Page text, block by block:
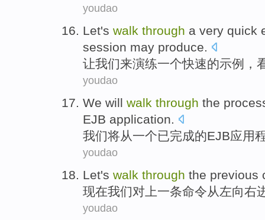
youdao
Let's walk through a very quick
session may produce.
让我们来演练一个快速的示例 ，
youdao
We will walk through the
EJB application.
我们将从一个已完成的EJB应用
youdao
Let's walk through the previous
现在我们对 上一条命令从左向右
youdao